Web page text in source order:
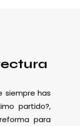
siempre has
partido?,
para